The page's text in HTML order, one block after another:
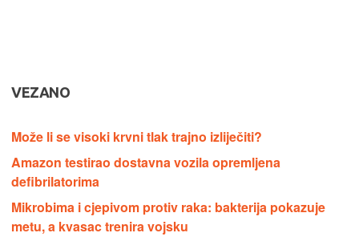
VEZANO
Može li se visoki krvni tlak trajno izliječiti?
Amazon testirao dostavna vozila opremljena
defibrilatorima
Mikrobima i cjepivom protiv raka: bakterija pokazuje
metu, a kvasac trenira vojsku